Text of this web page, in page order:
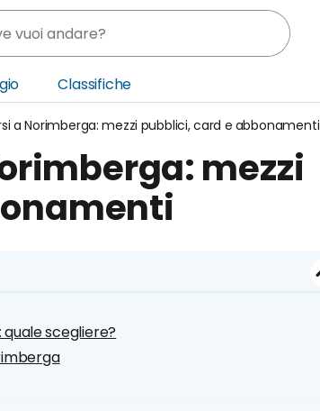
Centrale
Classifiche
a Norimberga: mezzi pubblici, card e abbonamenti
mezzi
scegliere?